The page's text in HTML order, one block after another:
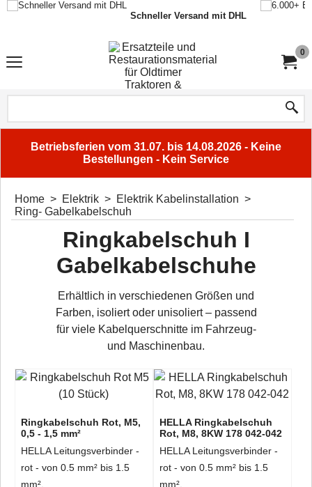
Schneller Versand mit DHL
0
Betriebsferien vom 31.07. bis 14.08.2026 - Keine
Bestellungen - Kein Service
Home > Elektrik > Elektrik Kabelinstallation >
Ring- Gabelkabelschuh
Ringkabelschuh I
Gabelkabelschuhe
Erhältlich in verschiedenen Größen und
Farben, isoliert oder unisoliert – passend
für viele Kabelquerschnitte im Fahrzeug-
und Maschinenbau.
Ringkabelschuh Rot, M5,
0,5 - 1,5 mm²
HELLA Leitungsverbinder -
rot - von 0.5 mm² bis 1.5
mm².
HELLA Ringkabelschuh
Rot, M8, 8KW 178 042-042
HELLA Leitungsverbinder -
rot - von 0.5 mm² bis 1.5
mm².